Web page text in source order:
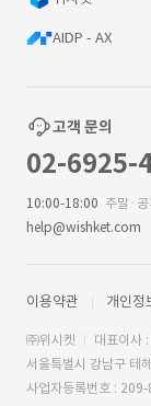
AIDP - AX
고객 문의
02-6925-
10:00-18:00 주말·공
help@wishket.com
이용약관 개인정
㈜위시켓
대표이사
서울특별시 강남구 테
사업자등록번호 :